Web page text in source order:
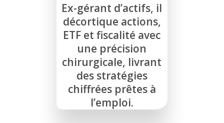
Ex-gérant d’actifs, il
décortique actions,
ETF et fiscalité avec
une précision
chirurgicale, livrant
des stratégies
chiffrées prêtes à
l’emploi.